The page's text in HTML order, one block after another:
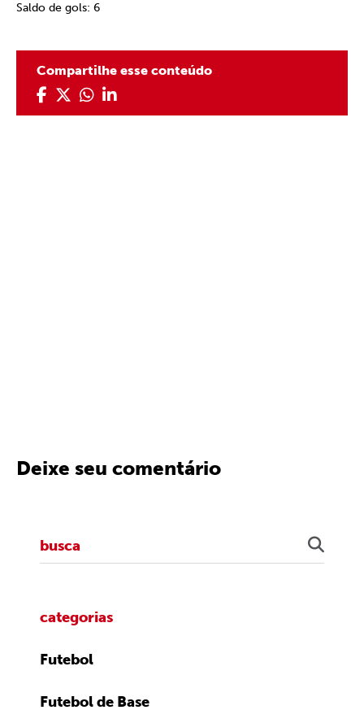
Saldo de gols: 6
Compartilhe esse conteúdo
Deixe seu comentário
categorias
Futebol
Futebol de Base